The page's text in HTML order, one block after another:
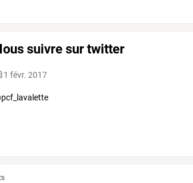
suivre sur twitter
1 févr. 2017